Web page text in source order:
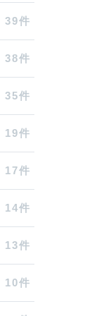
39件
38件
35件
19件
17件
14件
13件
10件